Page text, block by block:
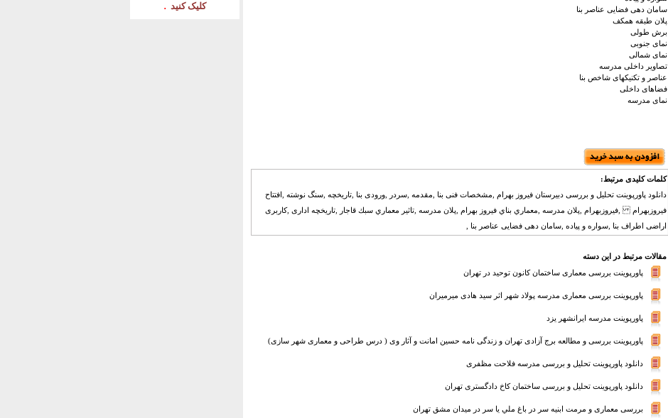
کليک کنيد .
سامان دهی فضایی عناصر بنا
پلان طبقه همکف
برش طولی
نمای جنوبی
نمای شمالی
تصاویر داخلی مدرسه
عناصر و تکنیکهای شاخص بنا
فضاهای داخلی
نمای مدرسه
کلمات کلیدی مرتبط:
دانلود پاورپوینت تحلیل و بررسی دبیرستان فیروز بهرام ,مشخصات فنی بنا ,مقدمه ,سردر ,ورودی بنا ,تاریخچه ,سنگ نوشته ,افتتاح
فيروزبهرام ,فيروزبهرام ,پلان مدرسه ,معماري بناي فيروز بهرام ,پلان مدرسه ,تاثير معماري سبك قاجار ,تاریخچه اداری ,کاربری
اراضی اطراف بنا ,سواره و پیاده ,سامان دهی فضایی عناصر بنا ,
مقالات مرتبط در این دسته
پاورپوینت بررسی معماری ساختمان کانون توحید در تهران
پاورپوینت بررسی معماری مدرسه پولاد شهر اثر سید هادی میرمیران
پاورپوینت مدرسه ایرانشهر یزد
پاورپوینت بررسی و مطالعه برج آزادی تهران و زندگی نامه حسین امانت و آثار وی ( درس طراحی و معماری شهر سازی)
دانلود پاورپوینت تحلیل و بررسی مدرسه فلاحت مظفری
دانلود پاورپوینت تحلیل و بررسی ساختمان کاخ دادگستری تهران
بررسی معماری و مرمت ابنیه سر در باغ ملي يا سر در ميدان مشق تهران